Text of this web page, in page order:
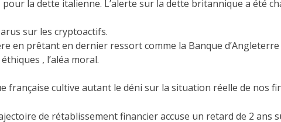
la dette italienne. L’alerte sur la dette britannique a été
sur les cryptoactifs.
en prêtant en dernier ressort comme la Banque
, l’aléa moral.
française cultive autant le déni sur la situation réelle de nos
de rétablissement financier accuse un retard de 2 ans